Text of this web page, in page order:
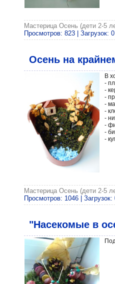
Мастерица Осень (дети 2-5
Просмотров: 823 | Загрузок:
Осень на
В
-
-
-
-
-
-
-
-
-
Мастерица Осень (дети 2-5
Просмотров: 1046 |
"Насекомые в